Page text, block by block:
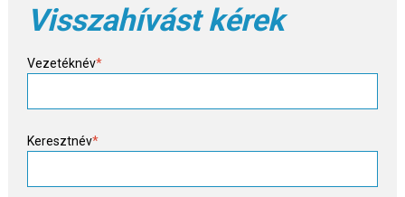
Visszahívást kérek
Vezetéknév*
Keresztnév*